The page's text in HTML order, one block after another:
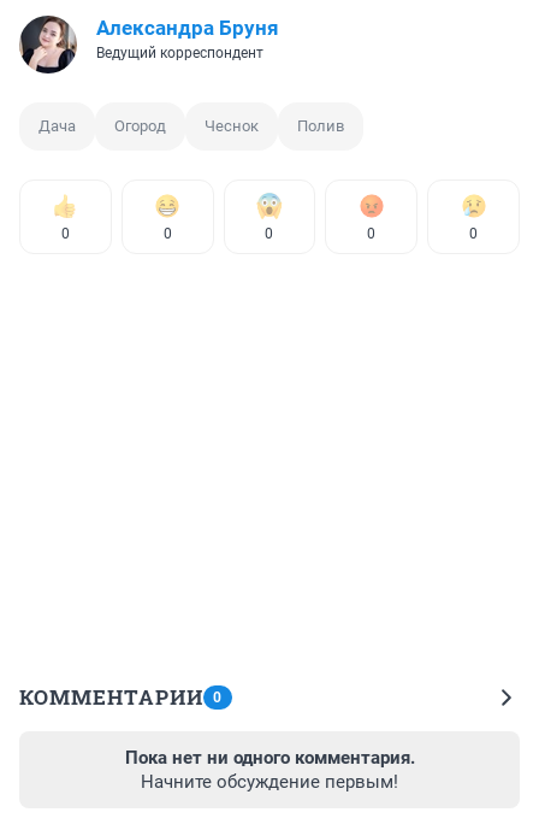
Александра Бруня
Ведущий корреспондент
Дача Огород Чеснок Полив
0 0 0 0 0
КОММЕНТАРИИ 0
Пока нет ни одного комментария.
Начните обсуждение первым!